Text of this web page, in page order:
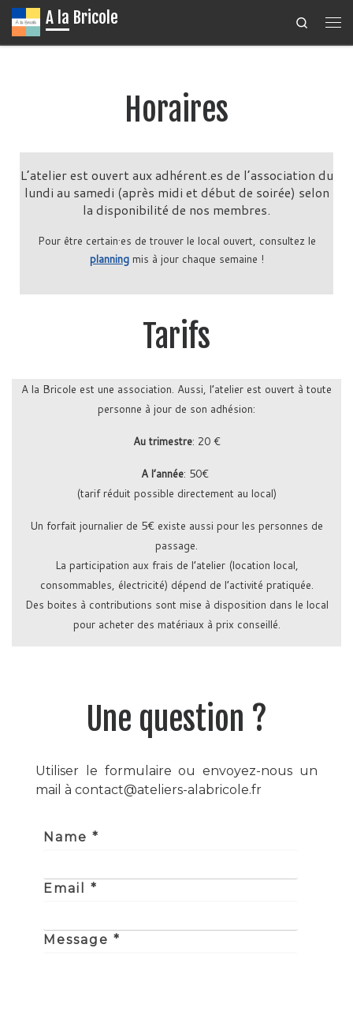
Passer au contenu
A la Bricole
Search
Horaires
L’atelier est ouvert aux adhérent.es de l’association du
lundi au samedi (après midi et début de soirée) selon
la disponibilité de nos membres.
Pour être certain·es de trouver le local ouvert, consultez le
planningmis à jour chaque semaine !
Tarifs
A la Bricole est une association. Aussi, l’atelier est ouvert à toute
personne à jour de son adhésion:
Au trimestre: 20 €
A l’année: 50€
(tarif réduit possible directement au local)
Un forfait journalier de 5€ existe aussi pour les personnes de
passage.
La participation aux frais de l’atelier (location local,
consommables, électricité) dépend de l’activité pratiquée.
Des boites à contributions sont mise à disposition dans le local
pour acheter des matériaux à prix conseillé.
Une question ?
Utiliser le formulaire ou envoyez-nous un
mail à contact@ateliers-alabricole.fr
Name *
Email *
Message *